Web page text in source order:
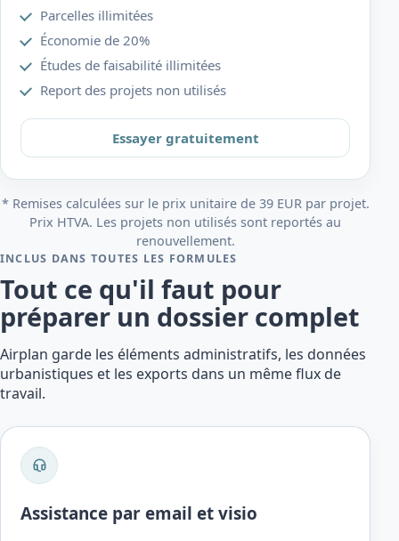
Parcelles illimitées
Économie de 20%
Études de faisabilité illimitées
Report des projets non utilisés
Essayer gratuitement
* Remises calculées sur le prix unitaire de 39 EUR par projet.
Prix HTVA. Les projets non utilisés sont reportés au
renouvellement.
INCLUS DANS TOUTES LES FORMULES
Tout ce qu'il faut pour
préparer un dossier complet
Airplan garde les éléments administratifs, les données
urbanistiques et les exports dans un même flux de
travail.
Assistance par email et visio